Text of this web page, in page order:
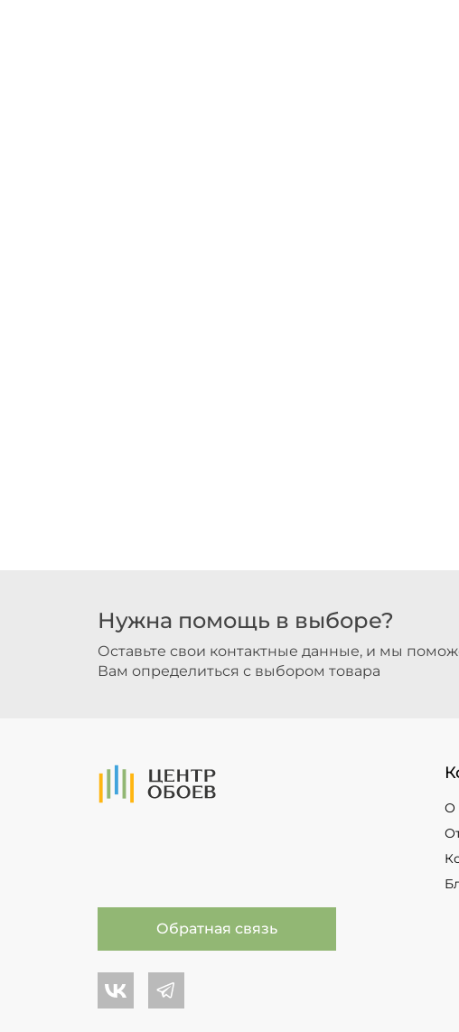
Нужна помощь в выборе?
Оставьте свои контактные данные, и мы
Вам определиться с выбором товара
На Главную
О
Обратная связь
Центр обоев во Вконтакте
Центр обоев в Телеграме